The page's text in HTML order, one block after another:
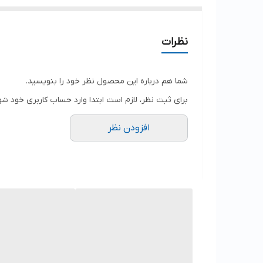
نظرات
شما هم درباره این محصول نظر خود را بنویسید.
برای ثبت نظر، لازم است ابتدا وارد حساب کاربری خود
افزودن نظر